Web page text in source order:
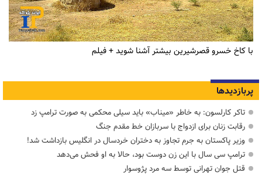
با کاخ خسرو قصرشیرین بیشتر آشنا شوید + فیلم
پربازدیدها
تاکر کارلسون: به خاطر «میناب» باید سیلی محکمی به صورت ترامپ زد
رقابت زنان برای ازدواج با سربازان خط مقدم جنگ
وزیر پاکستان به جرم تجاوز به دختران خردسال در انگلیس بازداشت شد!
ترامپ سی سال با این زن دوست بود، حالا به او فحش می‌دهد
قتل جوان تهرانی توسط سه مرد پژوسوار